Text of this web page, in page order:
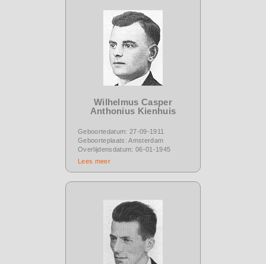
Wilhelmus Casper
Anthonius Kienhuis
Geboortedatum: 27-09-1911
Geboorteplaats: Amsterdam
Overlijdensdatum: 06-01-1945
Lees meer